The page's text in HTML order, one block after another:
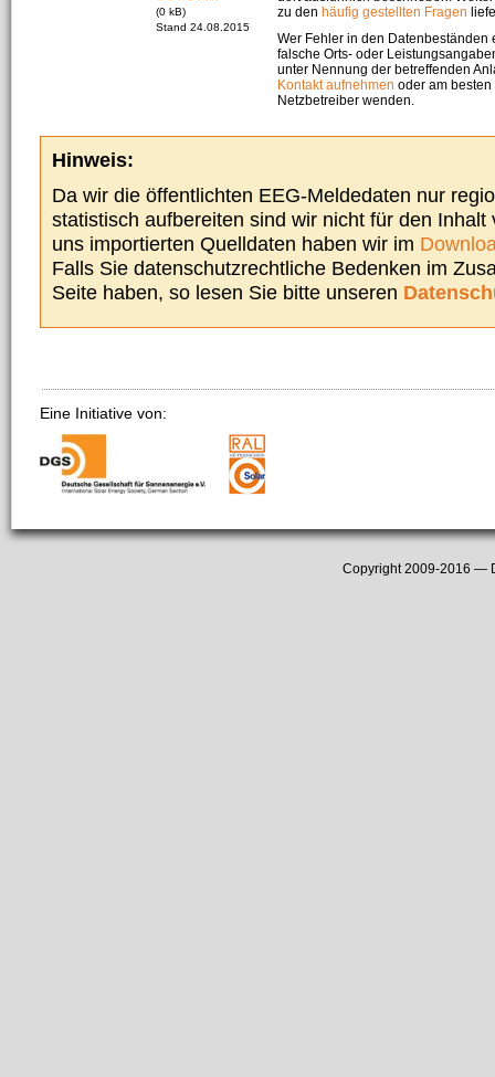
(0 kB)
Stand 24.08.2015
zu den häufig gestellten Fragen
Wer Fehler in den Datenbeständen
falsche Orts- oder
unter Nennung der betreffenden
Kontakt aufnehmen oder am
Netzbetreiber wenden.
Hinweis:
Da wir die öffentlichten EEG-Meldedaten nur
statistisch aufbereiten sind wir nicht für den Inhalt
uns importierten Quelldaten haben wir im
Falls Sie datenschutzrechtliche Bedenken im
Seite haben, so lesen Sie bitte unseren
Eine Initiative von:
Copyright 2009-2016 —